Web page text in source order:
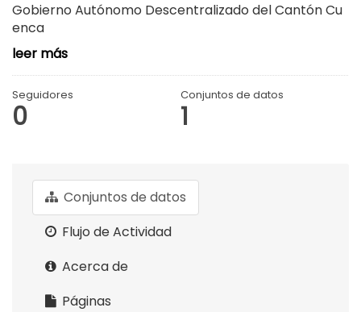
Gobierno Autónomo Descentralizado del Cantón Cu
enca
leer más
Seguidores
0
Conjuntos de datos
1
Conjuntos de datos
Flujo de Actividad
Acerca de
Páginas